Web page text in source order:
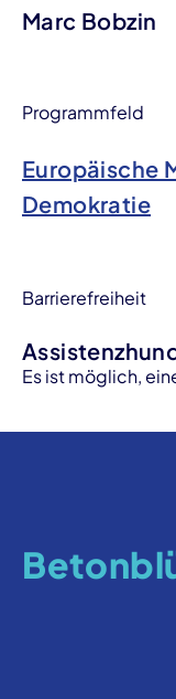
Marc Bobzin
Programmfeld
Europäische
Demokratie
Barrierefreiheit
Es ist möglich,